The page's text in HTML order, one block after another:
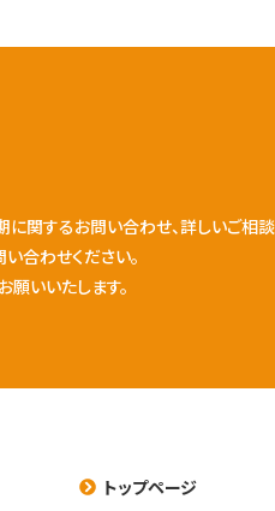
に関するお問い合わせ、詳しいご相
合わせください。
いいたします。
トップページ